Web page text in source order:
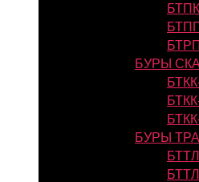
БТПК
БУРЫ
БУРЫ